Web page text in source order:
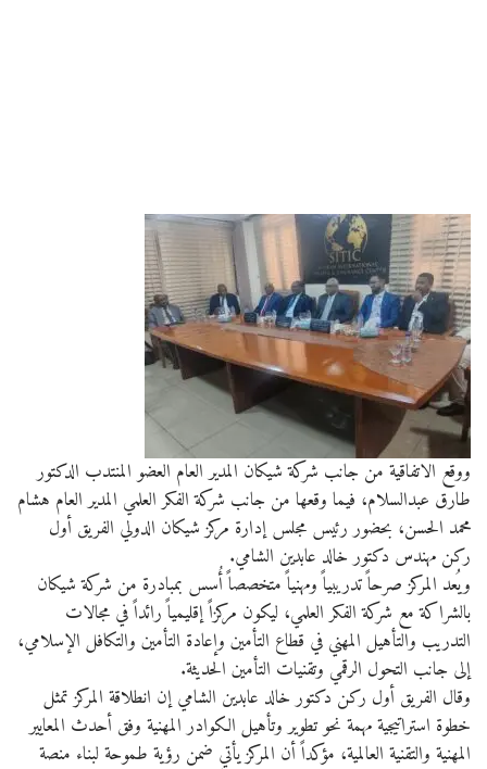
ووقع الاتفاقية من جانب شركة شيكان المدير العام العضو المنتدب الدكتور
طارق عبدالسلام، فيما وقعها من جانب شركة الفكر العلمي المدير العام هشام
محمد الحسن، بحضور رئيس مجلس إدارة مركز شيكان الدولي الفريق أول
ركن مهندس دكتور خالد عابدين الشامي.
ويُعد المركز صرحاً تدريبياً ومهنياً متخصصاً أُسس بمبادرة من شركة شيكان
بالشراكة مع شركة الفكر العلمي، ليكون مركزاً إقليمياً رائداً في مجالات
التدريب والتأهيل المهني في قطاع التأمين وإعادة التأمين والتكافل الإسلامي،
إلى جانب التحول الرقمي وتقنيات التأمين الحديثة.
وقال الفريق أول ركن دكتور خالد عابدين الشامي إن انطلاقة المركز تمثل
خطوة استراتيجية مهمة نحو تطوير وتأهيل الكوادر المهنية وفق أحدث المعايير
المهنية والتقنية العالمية، مؤكداً أن المركز يأتي ضمن رؤية طموحة لبناء منصة